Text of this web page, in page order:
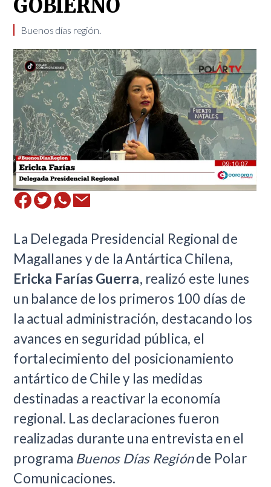
GOBIERNO
Buenos días región.
La Delegada Presidencial Regional de
Magallanes y de la Antártica Chilena,
Ericka Farías Guerra, realizó este lunes
un balance de los primeros 100 días de
la actual administración, destacando los
avances en seguridad pública, el
fortalecimiento del posicionamiento
antártico de Chile y las medidas
destinadas a reactivar la economía
regional. Las declaraciones fueron
realizadas durante una entrevista en el
programa Buenos Días Regiónde Polar
Comunicaciones.